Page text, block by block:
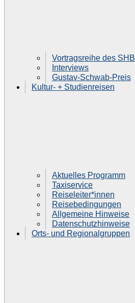
Vortragsreihe des SHB
Interviews
Gustav-Schwab-Preis
Kultur- + Studienreisen
Aktuelles Programm
Taxiservice
Reiseleiter*innen
Reisebedingungen
Allgemeine Hinweise
Datenschutzhinweise
Orts- und Regionalgruppen